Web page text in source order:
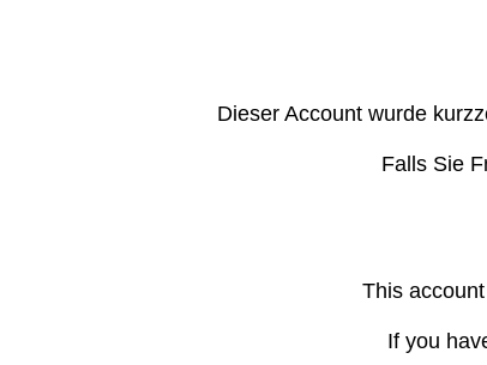
Dieser Account wurde
Falls Sie
This
If you